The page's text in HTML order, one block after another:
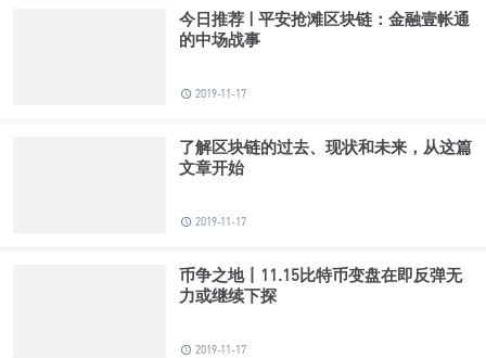
今日推荐 | 平安抢滩区块链：金融壹帐通
的中场战事
2019-11-17
了解区块链的过去、现状和未来，从这篇
文章开始
2019-11-17
币争之地丨11.15比特币变盘在即反弹无
力或继续下探
2019-11-17